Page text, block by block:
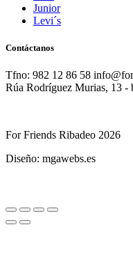
Junior
Levi´s
Contáctanos
Tfno: 982 12 86 58
Rúa Rodríguez Murias, 13
For Friends Ribadeo 2026
Diseño: mgawebs.es